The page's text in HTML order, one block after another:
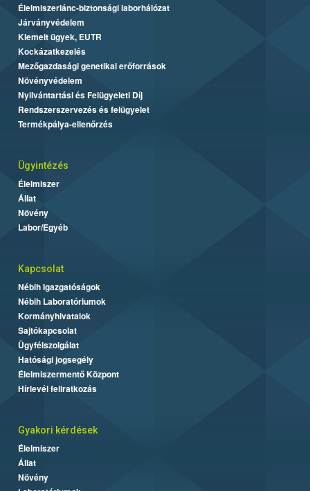
Élelmiszerlánc-biztonsági laborhálózat
Járványvédelem
Kiemelt ügyek, EUTR
Kockázatkezelés
Mezőgazdasági genetikai erőforrások
Növényvédelem
Nyilvántartási és Felügyeleti Díj
Rendszerszervezés és felügyelet
Termékpálya-ellenőrzés
Ügyintézés
Élelmiszer
Állat
Növény
Labor/Egyéb
Kapcsolat
Nébih Igazgatóságok
Nébih Laboratóriumok
Kormányhivatalok
Sajtókapcsolat
Ügyfélszolgálat
Hatósági jogsegély
Élelmiszermentő Központ
Hírlevél feliratkozás
Gyakori kérdések
Élelmiszer
Állat
Növény